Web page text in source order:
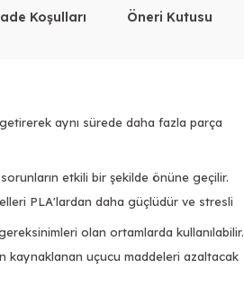
Koşulları Öneri Kutusu
getirerek aynı sürede daha fazla parça
etkili bir şekilde önüne geçilir.
PLA'lardan daha güçlüdür ve stresli
olan ortamlarda kullanılabilir.
kaynaklanan uçucu maddeleri azaltacak